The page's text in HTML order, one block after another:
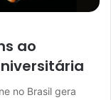
ao
no Brasil gera